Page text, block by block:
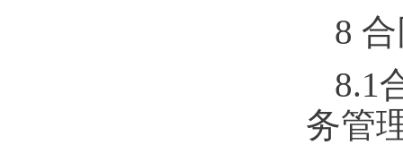
8
8.1
务管